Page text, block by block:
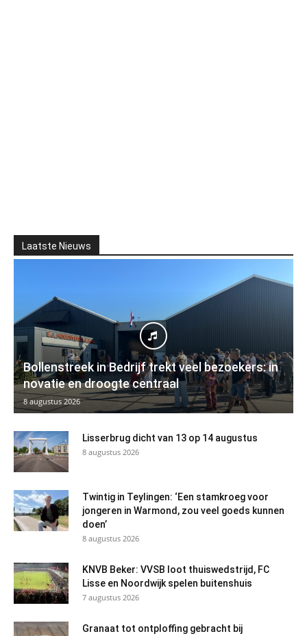
Laatste Nieuws
Bollenstreek in Bedrijf trekt veel bezoekers: in
novatie en droogte centraal
8 augustus 2026
Lisserbrug dicht van 13 op 14 augustus
8 augustus 2026
Twintig in Teylingen: ‘Een stamkroeg voor
jongeren in Warmond, zou veel goeds kunnen
doen’
8 augustus 2026
KNVB Beker: VVSB loot thuiswedstrijd, FC
Lisse en Noordwijk spelen buitenshuis
7 augustus 2026
Granaat tot ontploffing gebracht bij